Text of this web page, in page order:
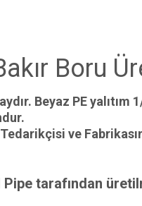
Boru
Beyaz PE
Tedarikçisi ve
Pipe tarafından